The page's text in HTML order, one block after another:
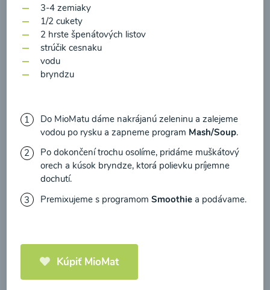
Brokolicové cappuccino
Načítať ďalšie
3-4 zemiaky
1/2 cukety
2 hrste špenátových listov
strúčik cesnaku
vodu
bryndzu
Do MioMatu dáme nakrájanú zeleninu a zalejeme
vodou po rysku a zapneme program Mash/Soup.
Po dokončení trochu osolíme, pridáme muškátový
orech a kúsok bryndze, ktorá polievku príjemne
dochutí.
Premixujeme s programomSmoothie a podávame.
Kúpiť MioMat
prečítal(a)informácie o Ochrane osobných
údajova súhlasím s nimi.